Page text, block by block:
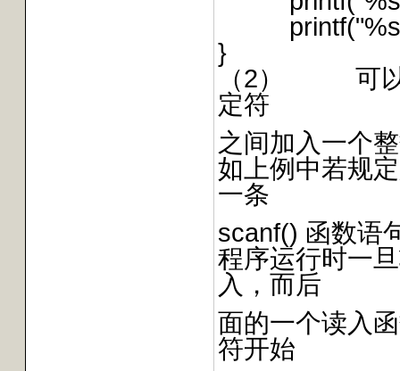
}
（2） 可以
定符
之间加入一个
如上例中若规
一条
scanf() 函数语
程序运行时一
入，而后
面的一个读入
符开始